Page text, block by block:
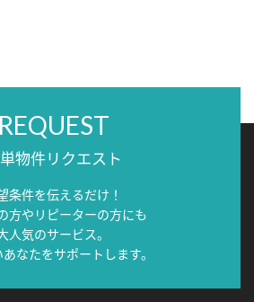
REQUEST
物件リクエスト
条件を伝えるだけ！
方やリピーターの方にも
人気のサービス。
なたをサポートします。